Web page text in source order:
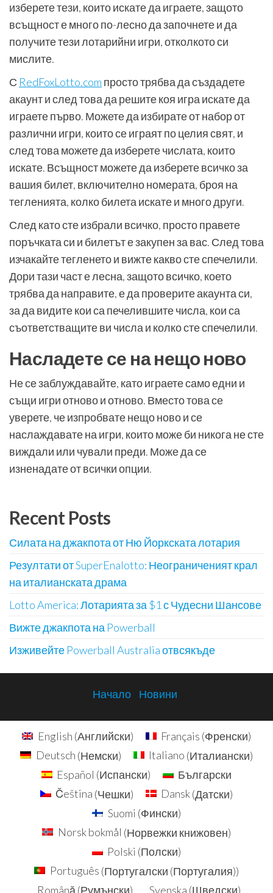
изберете тези, които искате да играете, защото
всъщност е много по-лесно да започнете и да
получите тези лотарийни игри, отколкото си
мислите.
С RedFoxLotto.com просто трябва да създадете
акаунт и след това да решите коя игра искате да
играете първо. Можете да избирате от набор от
различни игри, които се играят по целия свят, и
след това можете да изберете числата, които
искате. Всъщност можете да изберете всичко за
вашия билет, включително номерата, броя на
тегленията, колко билета искате и много други.
След като сте избрали всичко, просто правете
поръчката си и билетът е закупен за вас. След това
изчакайте тегленето и вижте какво сте спечелили.
Дори тази част е лесна, защото всичко, което
трябва да направите, е да проверите акаунта си,
за да видите кои са печелившите числа, кои са
съответстващите ви числа и колко сте спечелили.
Насладете се на нещо ново
Не се заблуждавайте, като играете само едни и
същи игри отново и отново. Вместо това се
уверете, че изпробвате нещо ново и се
наслаждавате на игри, които може би никога не сте
виждали или чували преди. Може да се
изненадате от всички опции.
Recent Posts
Силата на джакпота от Ню Йоркската лотария
Резултати от SuperEnalotto: Неограниченият крал
на италианската драма
Lotto America: Лотарията за $1 с Чудесни Шансове
Вижте джакпота на Powerball
Изживейте Powerball Australia отвсякъде
Начало Новини
English (Английски) Français (Френски)
Deutsch (Немски) Italiano (Италиански)
Español (Испански)
Български
Čeština (Чешки) Dansk(Датски)
Suomi (Фински)
Norsk bokmål (Норвежки книжовен)
Polski (Полски)
Português (Португалски (Португалия))
Română (Румънски) Svenska (Шведски)